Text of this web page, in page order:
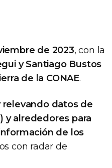
de 2023, con la
y Santiago Bustos
de la CONAE.
datos de
y alrededores para
de los
con radar de